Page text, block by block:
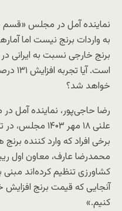
نماینده آمل در مجلس
به واردات برنج نیست اما
برنج خارجی نسبت به ایرانی
خواهد شد؟
رضا حاجی‌پور، نماینده آمل
علنی ۱۸ مهر
برخی افراد که وارد کننده
محمدرضا عارف، معاون اول
کشاورزی تنظیم کرده‌اند مبنی
آنجایی که قیمت برنج افزایش
کنیم.»